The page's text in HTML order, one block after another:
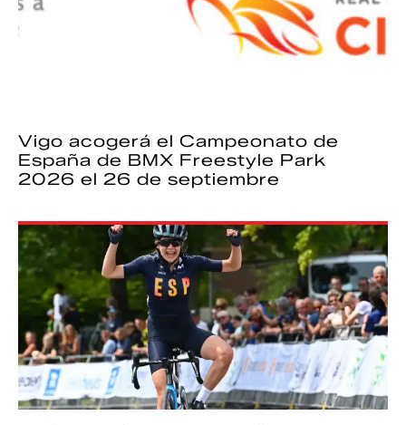
Vigo acogerá el Campeonato de
España de BMX Freestyle Park
2026 el 26 de septiembre